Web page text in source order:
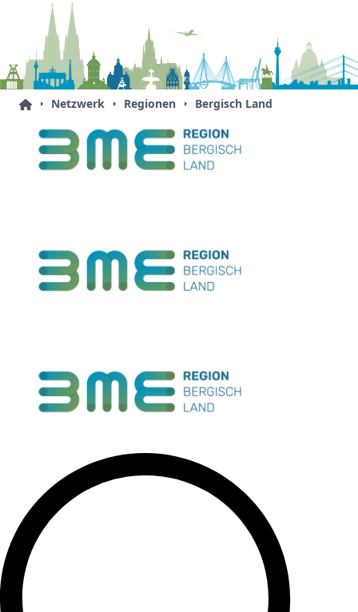
Netzwerk Regionen Bergisch Land